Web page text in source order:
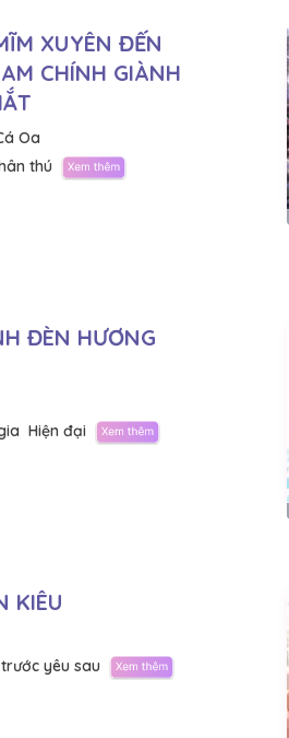
XUYÊN ĐẾN
CHÍNH GIÀNH
Oa
thú
ĐÈN HƯƠNG
Hiện đại
KIÊU
yêu sau